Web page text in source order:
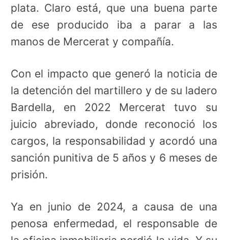
plata. Claro está, que una buena parte
de ese producido iba a parar a las
manos de Mercerat y compañía.
Con el impacto que generó la noticia de
la detención del martillero y de su ladero
Bardella, en 2022 Mercerat tuvo su
juicio abreviado, donde reconoció los
cargos, la responsabilidad y acordó una
sanción punitiva de 5 años y 6 meses de
prisión.
Ya en junio de 2024, a causa de una
penosa enfermedad, el responsable de